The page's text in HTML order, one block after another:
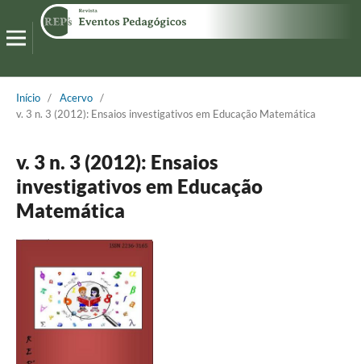
Início / Acervo /
v. 3 n. 3 (2012): Ensaios investigativos em Educação Matemática
v. 3 n. 3 (2012): Ensaios
investigativos em Educação
Matemática